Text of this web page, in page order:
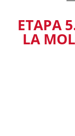
ETAPA
LA